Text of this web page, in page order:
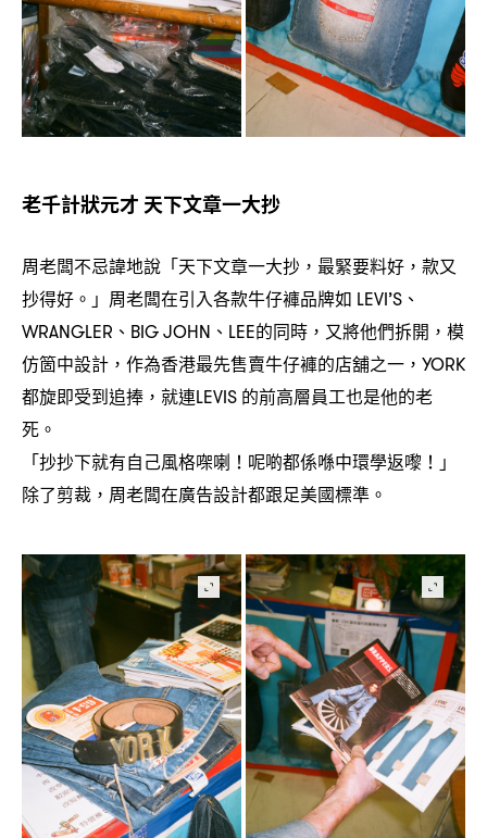
老千計狀元才天下文章一大抄
周老闆不忌諱地說「天下文章一大抄 ， 最緊要料好 ， 款又
抄得好。」周老闆在引入各款牛仔褲品牌如 LEVI’S 、
WRANGLER 、 BIG JOHN 、 LEE的同時 ， 又將他們拆開 ， 模
仿箇中設計 ， 作為香港最先售賣牛仔褲的店舖之一 ，YORK
都旋即受到追捧 ， 就連LEVIS 的前高層員工也是他的老
死。
「抄抄下就有自己風格㗎喇 ！ 呢啲都係喺中環學返嚟 ！ 」
除了剪裁 ， 周老闆在廣告設計都跟足美國標準。